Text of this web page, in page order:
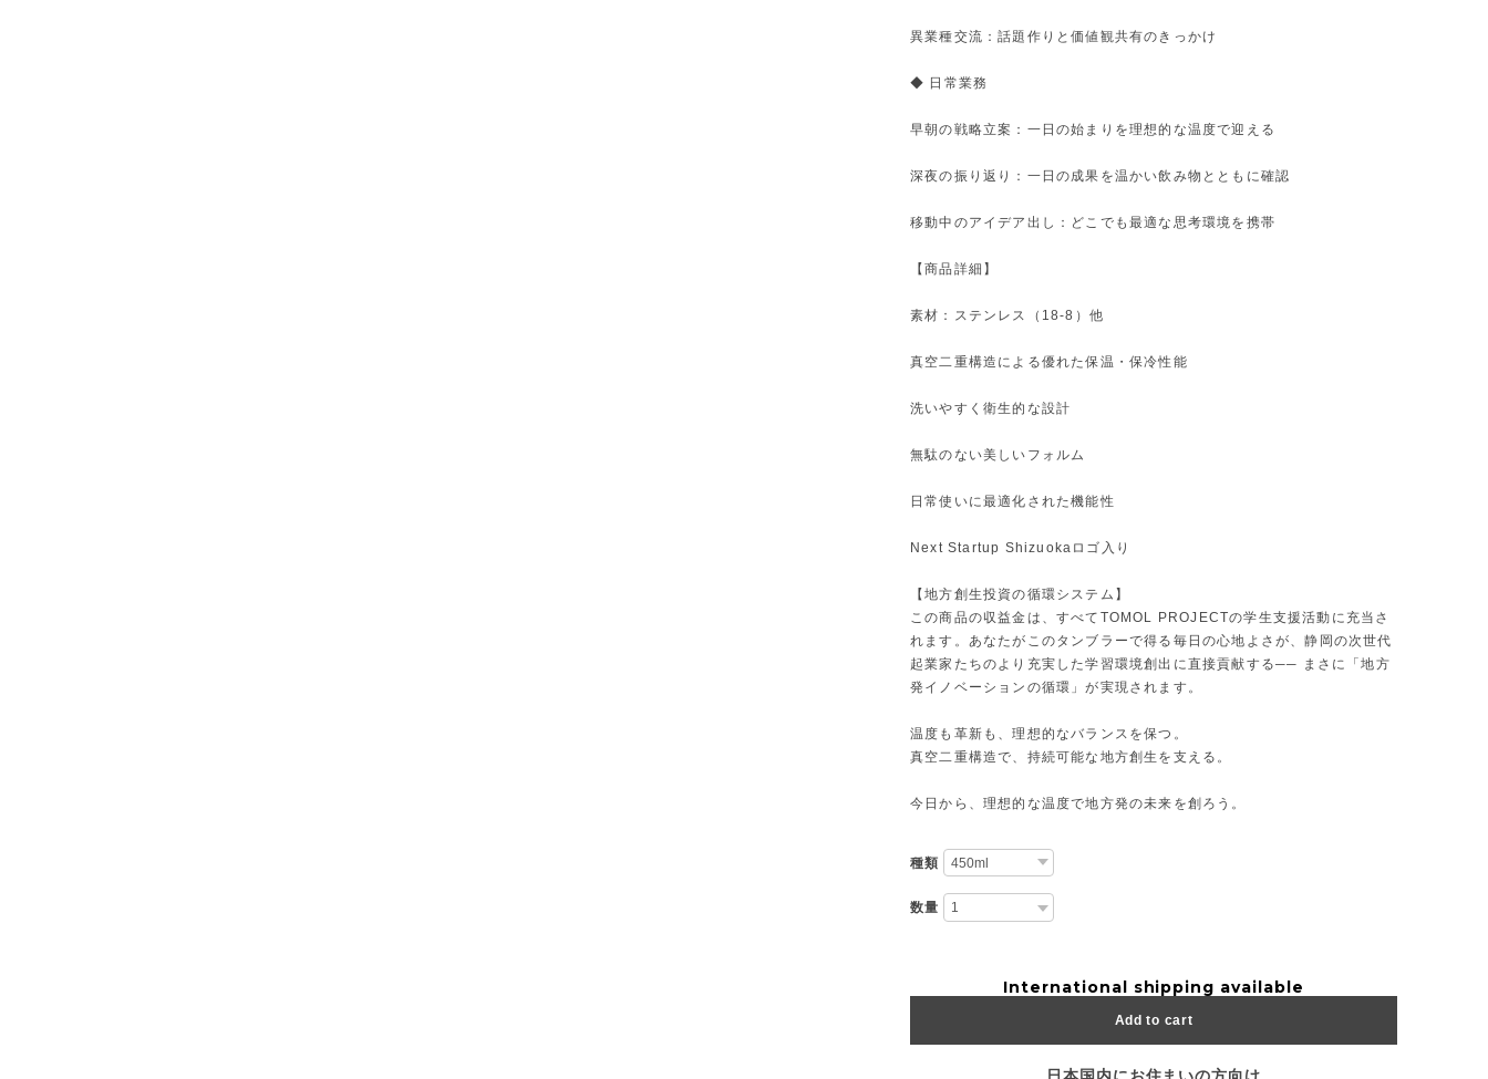
異業種交流：話題作りと価値観共有のきっかけ
◆ 日常業務
早朝の戦略立案：一日の始まりを理想的な温度で迎える
深夜の振り返り：一日の成果を温かい飲み物とともに確認
移動中のアイデア出し：どこでも最適な思考環境を携帯
【商品詳細】
素材：ステンレス（18-8）他
真空二重構造による優れた保温・保冷性能
洗いやすく衛生的な設計
無駄のない美しいフォルム
日常使いに最適化された機能性
Next Startup Shizuokaロゴ入り
【地方創生投資の循環システム】
この商品の収益金は、すべてTOMOL PROJECTの学生支援活動に充当さ
れます。あなたがこのタンブラーで得る毎日の心地よさが、静岡の次世代
起業家たちのより充実した学習環境創出に直接貢献する── まさに「地方
発イノベーションの循環」が実現されます。
温度も革新も、理想的なバランスを保つ。
真空二重構造で、持続可能な地方創生を支える。
今日から、理想的な温度で地方発の未来を創ろう。
種類
数量
International shipping available
Add to cart